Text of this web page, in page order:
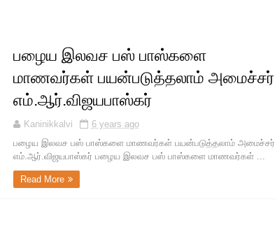
பழைய இலவச பஸ் பாஸ்களை
மாணவர்கள் பயன்படுத்தலாம் அமைச்சர்
எம்.ஆர்.விஜயபாஸ்கர்
Kaninikkalvi
6 years ago
பழைய இலவச பஸ் பாஸ்களை மாணவர்கள் பயன்படுத்தலாம் அமைச்சர்
எம்.ஆர்.விஜயபாஸ்கர் பழைய இலவச பஸ் பாஸ்களை மாணவர்கள் ...
Read More